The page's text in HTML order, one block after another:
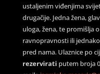
ustaljenim viđenjima
drugačije. Jedna žena,
uloga, žena, te promišlja
ravnopravnosti ili
pred nama. Ulaznice po
rezervirati putem broja